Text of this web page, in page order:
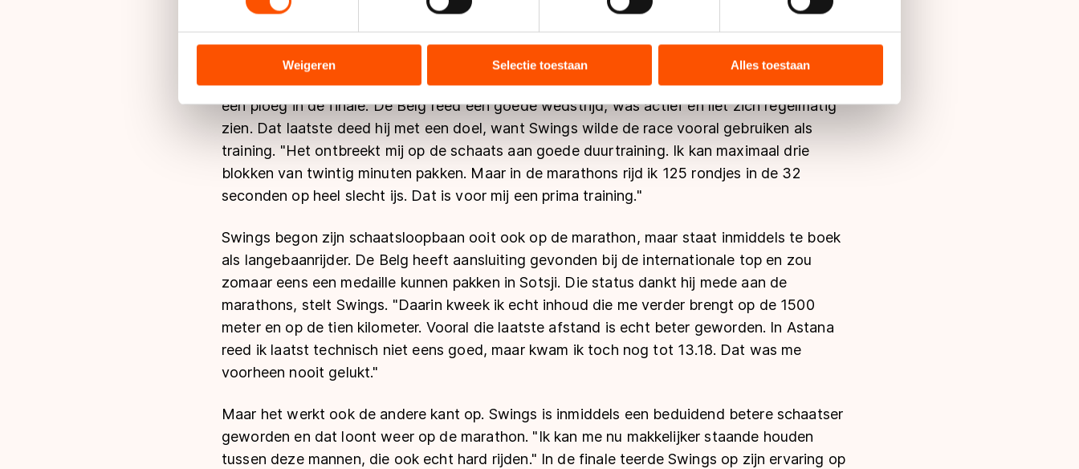
analyseren. We delen informatie over uw gebruik van onze site met onze partners voor social media, advertenties en
analyse. Zij kunnen deze combineren met andere gegevens die u aan hen heeft verstrekt of die zij hebben verzameld via
hun services. Sommige partners kunnen gegevens doorgeven aan landen buiten de EU, zoals de VS, waar mogelijk geen
adequaat beschermingsniveau geldt volgens de GDPR. Door op ‘Toestaan’ te klikken, stemt u in met deze overdracht.
Meer informatie vindt u in ons
cookiebeleid
Weigeren Selectie toestaan Alles toestaan
vond de Belg. "Maar dat viel behoorlijk mee. Eigenlijk ging het in de laatste tien ronden voor
mij heel makkelijk. Ik vond het prima zoals ze bij Van Werven reden."
Het gaat echter te ver om de winst van Swings op te hangen aan een mislukte strategie van
een ploeg in de finale. De Belg reed een goede wedstrijd, was actief en liet zich regelmatig
zien. Dat laatste deed hij met een doel, want Swings wilde de race vooral gebruiken als
training. "Het ontbreekt mij op de schaats aan goede duurtraining. Ik kan maximaal drie
blokken van twintig minuten pakken. Maar in de marathons rijd ik 125 rondjes in de 32
seconden op heel slecht ijs. Dat is voor mij een prima training."
Swings begon zijn schaatsloopbaan ooit ook op de marathon, maar staat inmiddels te boek
als langebaanrijder. De Belg heeft aansluiting gevonden bij de internationale top en zou
zomaar eens een medaille kunnen pakken in Sotsji. Die status dankt hij mede aan de
marathons, stelt Swings. "Daarin kweek ik echt inhoud die me verder brengt op de 1500
meter en op de tien kilometer. Vooral die laatste afstand is echt beter geworden. In Astana
reed ik laatst technisch niet eens goed, maar kwam ik toch nog tot 13.18. Dat was me
voorheen nooit gelukt."
Maar het werkt ook de andere kant op. Swings is inmiddels een beduidend betere schaatser
geworden en dat loont weer op de marathon. "Ik kan me nu makkelijker staande houden
tussen deze mannen, die ook echt hard rijden." In de finale teerde Swings op zijn ervaring op